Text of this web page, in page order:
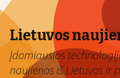
Lietuvos
Įdomiausios
naujienos iš Lietuvos ir